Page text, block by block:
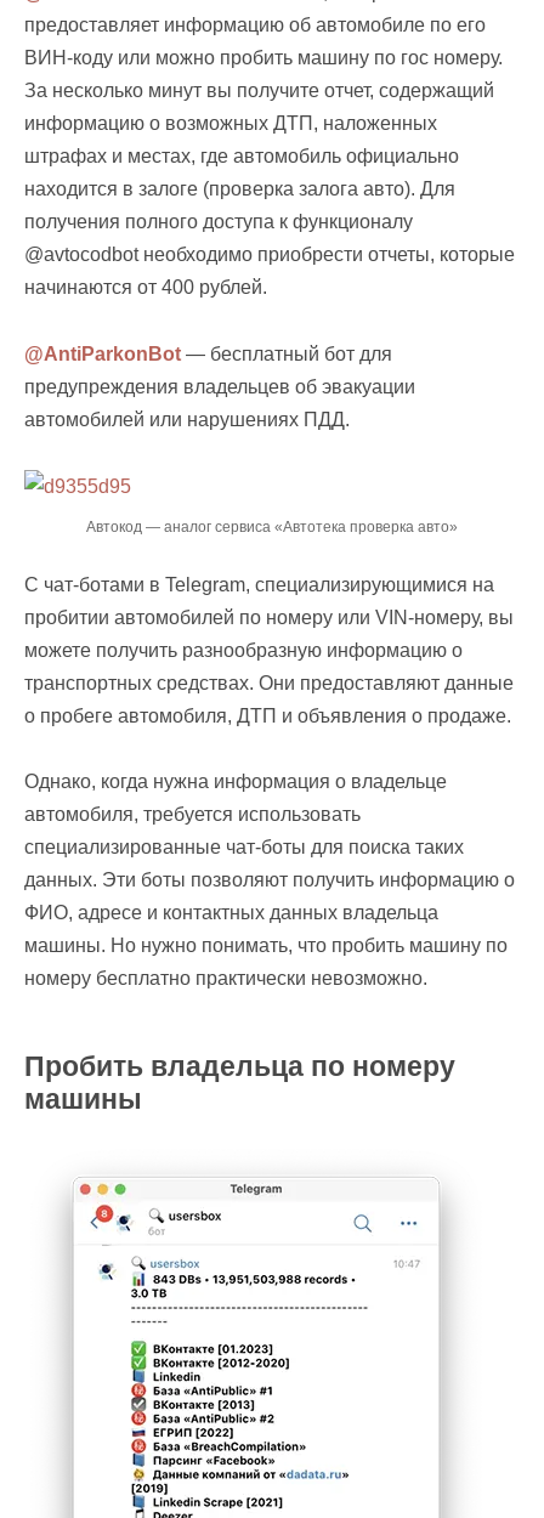
предоставляет информацию об автомобиле по его
ВИН-коду или можно пробить машину по гос номеру.
За несколько минут вы получите отчет, содержащий
информацию о возможных ДТП, наложенных
штрафах и местах, где автомобиль официально
находится в залоге (проверка залога авто). Для
получения полного доступа к функционалу
@avtocodbot необходимо приобрести отчеты, которые
начинаются от 400 рублей.
@AntiParkonBot — бесплатный бот для
предупреждения владельцев об эвакуации
автомобилей или нарушениях ПДД.
Автокод — аналог сервиса «Автотека проверка авто»
С чат-ботами в Telegram, специализирующимися на
пробитии автомобилей по номеру или VIN-номеру, вы
можете получить разнообразную информацию о
транспортных средствах. Они предоставляют данные
о пробеге автомобиля, ДТП и объявления о продаже.
Однако, когда нужна информация о владельце
автомобиля, требуется использовать
специализированные чат-боты для поиска таких
данных. Эти боты позволяют получить информацию о
ФИО, адресе и контактных данных владельца
машины. Но нужно понимать, что пробить машину по
номеру бесплатно практически невозможно.
Пробить владельца по номеру
машины